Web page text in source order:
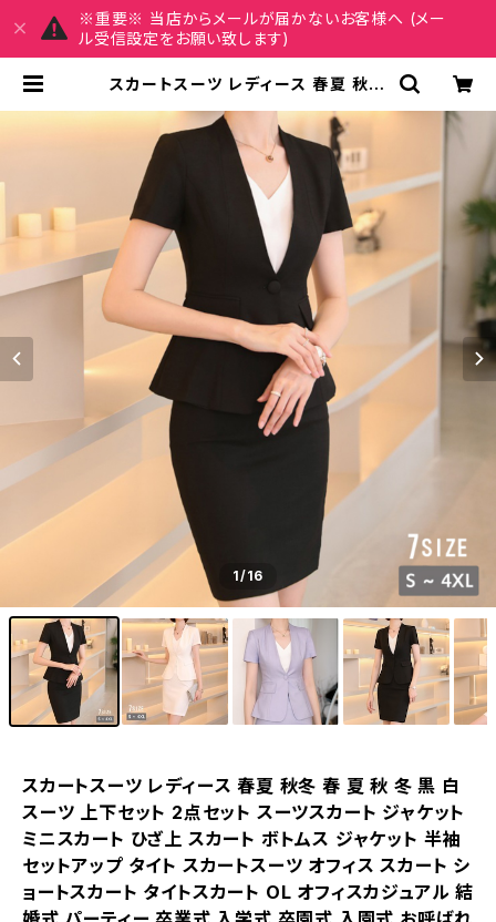
※重要※ 当店からメールが届かないお客様へ (メー
ル受信設定をお願い致します)
スカートスーツ レディース 春夏 秋冬
2点セット スーツスカート ジャケット
ミニスカート ひざ上 スカート ボトム
ス ジャケット 半袖 セットアップ タイ
ト スカートスーツ オフィス スカート
ショートスカート タイトスカート OL
オフィスカジュアル 結婚式 パーティ
ー 卒業式 入学式 卒園式 入園式 お呼
ばれ ホワイト ライトパープル ブラッ
ク S M L XL 2XL 3XL 4XL 10代 2
0代 30代 40代 C-WAW1080 | M
Y CHARM マイチャーム ワンピース
スカート レディースファッション 通販
1/16
スカートスーツ レディース 春夏 秋冬 春 夏 秋 冬 黒 白
スーツ 上下セット 2点セット スーツスカート ジャケット
ミニスカート ひざ上 スカート ボトムス ジャケット 半袖
セットアップ タイト スカートスーツ オフィス スカート シ
ョートスカート タイトスカート OL オフィスカジュアル 結